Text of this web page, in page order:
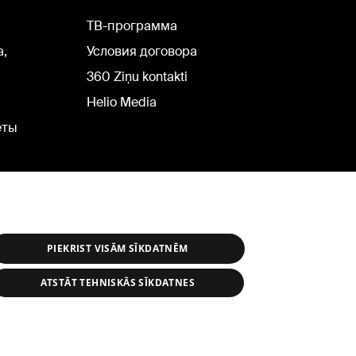
TВ-программа
Условия договора
360 Ziņu kontakti
Helio Media
PIEKRIST VISĀM SĪKDATNĒM
ATSTĀT TEHNISKĀS SĪKDATNES